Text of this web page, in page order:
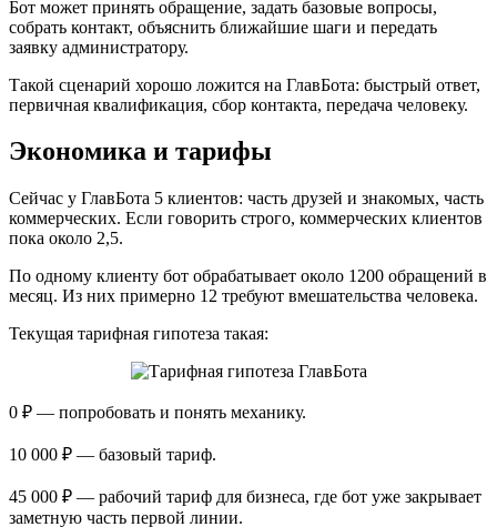
Бот может принять обращение, задать базовые вопросы,
собрать контакт, объяснить ближайшие шаги и передать
заявку администратору.
Такой сценарий хорошо ложится на ГлавБота: быстрый ответ,
первичная квалификация, сбор контакта, передача человеку.
Экономика и тарифы
Сейчас у ГлавБота 5 клиентов: часть друзей и знакомых, часть
коммерческих. Если говорить строго, коммерческих клиентов
пока около 2,5.
По одному клиенту бот обрабатывает около 1200 обращений в
месяц. Из них примерно 12 требуют вмешательства человека.
Текущая тарифная гипотеза такая:
0 ₽ — попробовать и понять механику.
10 000 ₽ — базовый тариф.
45 000 ₽ — рабочий тариф для бизнеса, где бот уже закрывает
заметную часть первой линии.